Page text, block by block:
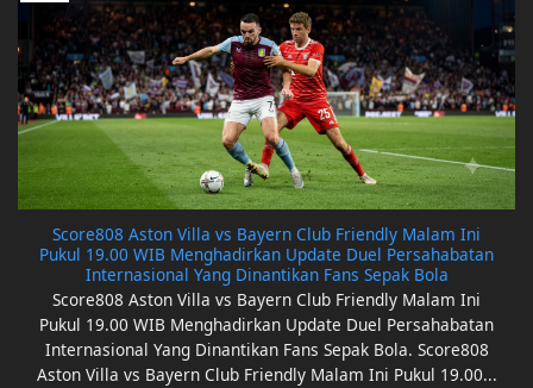
Score808 Aston Villa vs Bayern Club Friendly Malam Ini
Pukul 19.00 WIB Menghadirkan Update Duel Persahabatan
Internasional Yang Dinantikan Fans Sepak Bola
Score808 Aston Villa vs Bayern Club Friendly Malam Ini
Pukul 19.00 WIB Menghadirkan Update Duel Persahabatan
Internasional Yang Dinantikan Fans Sepak Bola. Score808
Aston Villa vs Bayern Club Friendly Malam Ini Pukul 19.00...